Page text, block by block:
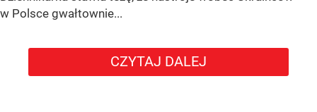
w Polsce gwałtownie...
CZYTAJ DALEJ